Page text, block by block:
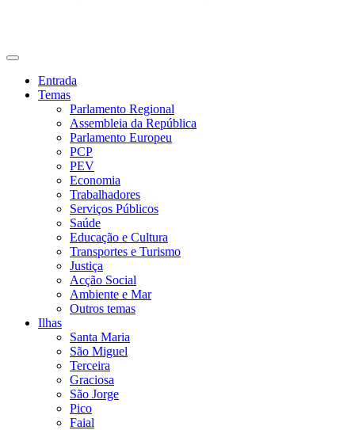
Entrada
Temas
Parlamento Regional
Assembleia da República
Parlamento Europeu
PCP
PEV
Economia
Trabalhadores
Serviços Públicos
Saúde
Educação e Cultura
Transportes e Turismo
Justiça
Acção Social
Ambiente e Mar
Outros temas
Ilhas
Santa Maria
São Miguel
Terceira
Graciosa
São Jorge
Pico
Faial